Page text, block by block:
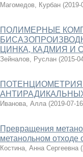
Магомедов, Курбан (2019-
ПОЛИМЕРНЫЕ
ЦИНКА, КАДМИЯ И
Зейналов, Руслан (2015-
Иванова, Алла (2019-07-16
Превращения
метанольном отходе
Костина, Анна Сергеевна (